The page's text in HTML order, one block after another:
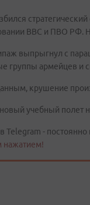
ВВС и ПВО РФ.
выпрыгнул с
группы армейцев и
крушение
учебный полет
Telegram - постоянно
нажатием!